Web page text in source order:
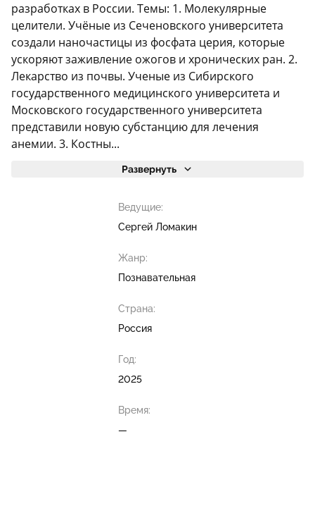
разработках в России. Темы: 1. Молекулярные
целители. Учёные из Сеченовского университета
создали наночастицы из фосфата церия, которые
ускоряют заживление ожогов и хронических ран. 2.
Лекарство из почвы. Ученые из Сибирского
государственного медицинского университета и
Московского государственного университета
представили новую субстанцию для лечения
анемии. 3. Костны...
Развернуть
Ведущие:
Сергей Ломакин
Жанр:
Познавательная
Страна:
Россия
Год:
2025
Время:
—